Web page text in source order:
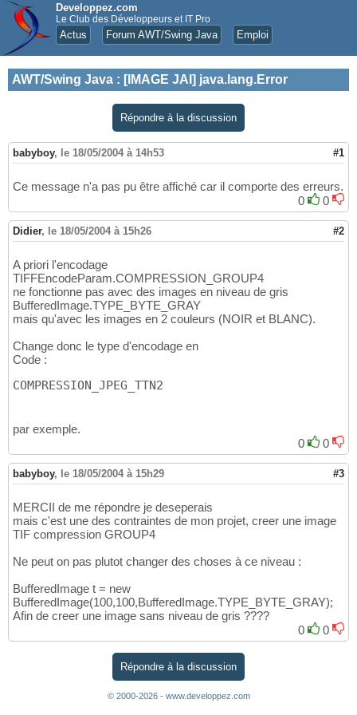
Developpez.com
Le Club des Développeurs et IT Pro
Actus Forum AWT/Swing Java Emploi
AWT/Swing Java : [IMAGE JAI] java.lang.Error
Répondre à la discussion
babyboy, le 18/05/2004 à 14h53 #1
Ce message n'a pas pu être affiché car il comporte des erreurs.
0
0
Didier, le 18/05/2004 à 15h26 #2
A priori l'encodage
TIFFEncodeParam.COMPRESSION_GROUP4
ne fonctionne pas avec des images en niveau de gris
BufferedImage.TYPE_BYTE_GRAY
mais qu'avec les images en 2 couleurs (NOIR et BLANC).
Change donc le type d'encodage en
Code :
COMPRESSION_JPEG_TTN2
par exemple.
0
0
babyboy, le 18/05/2004 à 15h29 #3
MERCII de me répondre je deseperais
mais c'est une des contraintes de mon projet, creer une image
TIF compression GROUP4
Ne peut on pas plutot changer des choses à ce niveau :
BufferedImage t = new
BufferedImage(100,100,BufferedImage.TYPE_BYTE_GRAY);
Afin de creer une image sans niveau de gris ????
0
0
Répondre à la discussion
© 2000-2026 - www.developpez.com